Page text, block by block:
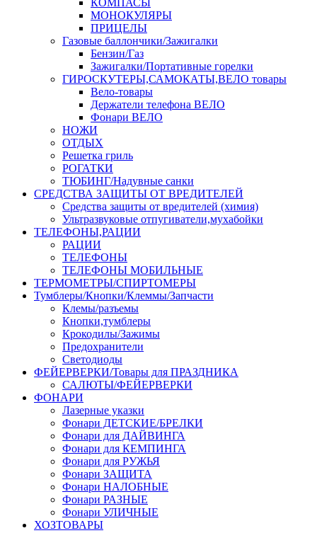
КОМПАСЫ
МОНОКУЛЯРЫ
ПРИЦЕЛЫ
Газовые баллончики/Зажигалки
Бензин/Газ
Зажигалки/Портативные горелки
ГИРОСКУТЕРЫ,САМОКАТЫ,ВЕЛО товары
Вело-товары
Держатели телефона ВЕЛО
Фонари ВЕЛО
НОЖИ
ОТДЫХ
Решетка гриль
РОГАТКИ
ТЮБИНГ/Надувные санки
СРЕДСТВА ЗАЩИТЫ ОТ ВРЕДИТЕЛЕЙ
Средства защиты от вредителей (химия)
Ультразвуковые отпугиватели,мухабойки
ТЕЛЕФОНЫ,РАЦИИ
РАЦИИ
ТЕЛЕФОНЫ
ТЕЛЕФОНЫ МОБИЛЬНЫЕ
ТЕРМОМЕТРЫ/СПИРТОМЕРЫ
Тумблеры/Кнопки/Клеммы/Запчасти
Клемы/разъемы
Кнопки,тумблеры
Крокодилы/Зажимы
Предохранители
Светодиоды
ФЕЙЕРВЕРКИ/Товары для ПРАЗДНИКА
САЛЮТЫ/ФЕЙЕРВЕРКИ
ФОНАРИ
Лазерные указки
Фонари ДЕТСКИЕ/БРЕЛКИ
Фонари для ДАЙВИНГА
Фонари для КЕМПИНГА
Фонари для РУЖЬЯ
Фонари ЗАЩИТА
Фонари НАЛОБНЫЕ
Фонари РАЗНЫЕ
Фонари УЛИЧНЫЕ
ХОЗТОВАРЫ